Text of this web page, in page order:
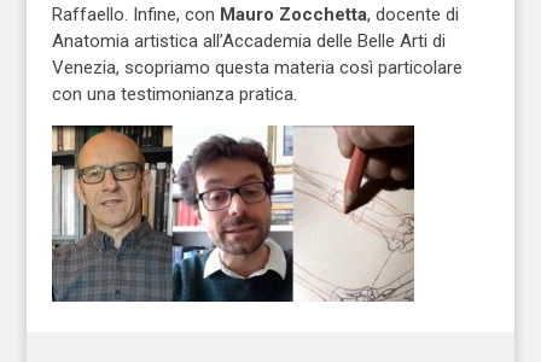
Raffaello. Infine, con Mauro Zocchetta, docente di
Anatomia artistica all’Accademia delle Belle Arti di
Venezia, scopriamo questa materia così particolare
con una testimonianza pratica.